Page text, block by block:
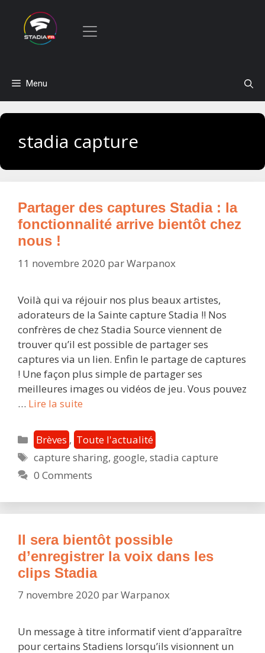
contenu
Menu
stadia capture
Partager des captures Stadia : la
fonctionnalité arrive bientôt chez
nous !
11 novembre 2020 parWarpanox
Voilà qui va réjouir nos plus beaux artistes,
adorateurs de la Sainte capture Stadia !! Nos
confrères de chez Stadia Source viennent de
trouver qu’il est possible de partager ses
captures via un lien. Enfin le partage de captures
! Une façon plus simple de partager ses
meilleures images ou vidéos de jeu. Vous pouvez
… Lire la suite
captures
Stadia
:
la
arrive
chez
nous
!
Catégories
Brèves , Toute l'actualité
Étiquettes
capture sharing, google,stadia capture
0 Comments
Il sera bientôt possible
d’enregistrer la voix dans les
clips Stadia
7 novembre 2020 parWarpanox
Un message à titre informatif vient d’apparaître
pour certains Stadiens lorsqu’ils visionnent un